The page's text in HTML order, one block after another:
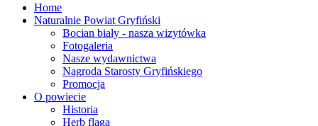
Home
Naturalnie Powiat Gryfiński
Bocian biały - nasza wizytówka
Fotogaleria
Nasze wydawnictwa
Nagroda Starosty Gryfińskiego
Promocja
O powiecie
Historia
Herb flaga